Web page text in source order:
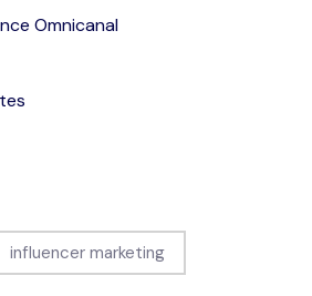
Omnicanal
influencer marketing